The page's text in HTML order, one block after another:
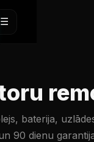
☰
baterija,
90 dienu